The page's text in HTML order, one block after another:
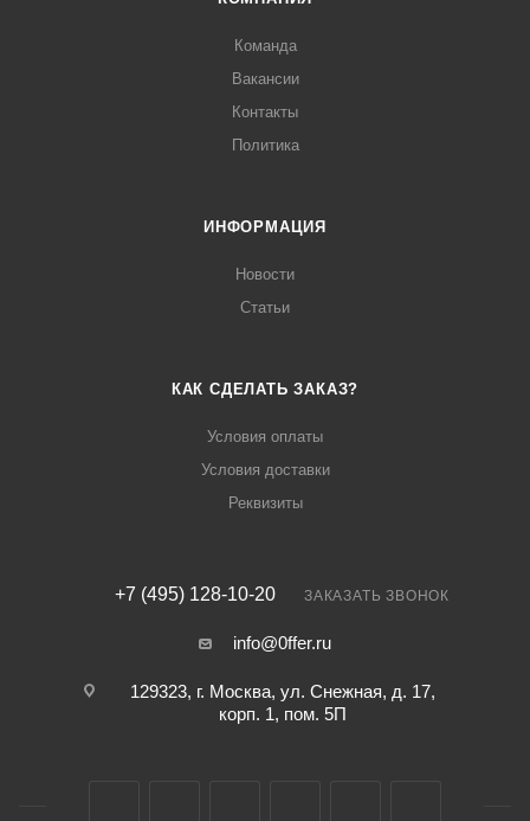
Команда
Вакансии
Контакты
Политика
ИНФОРМАЦИЯ
Новости
Статьи
КАК СДЕЛАТЬ ЗАКАЗ?
Условия оплаты
Условия доставки
Реквизиты
+7 (495) 128-10-20 ЗАКАЗАТЬ ЗВОНОК
info@0ffer.ru
129323, г. Москва, ул. Снежная, д. 17,
корп. 1, пом. 5П